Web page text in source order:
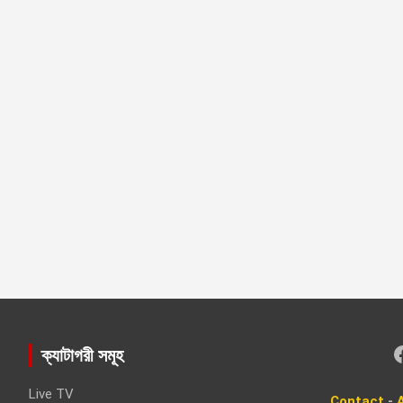
ক্যাটাগরী সমূহ
Live TV